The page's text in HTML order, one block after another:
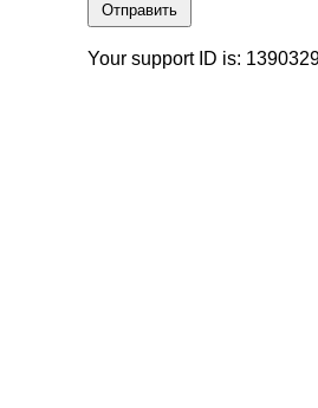
Отправить
Your support ID is: